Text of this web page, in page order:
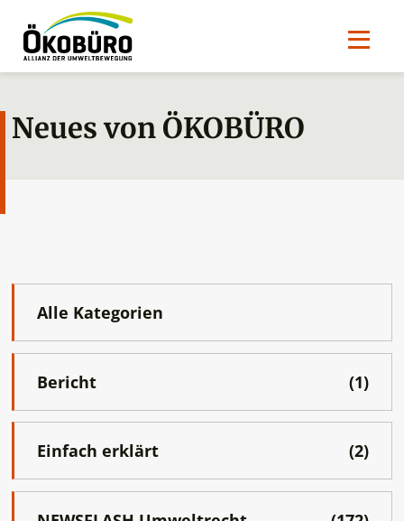
Neues von ÖKOBÜRO
Alle Kategorien
Bericht (1)
Einfach erklärt (2)